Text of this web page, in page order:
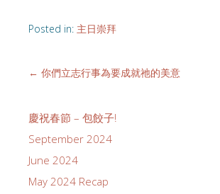
Posted in: 主日崇拜
← 你們立志行事為要成就祂的美意
慶祝春節 – 包餃子!
September 2024
June 2024
May 2024 Recap